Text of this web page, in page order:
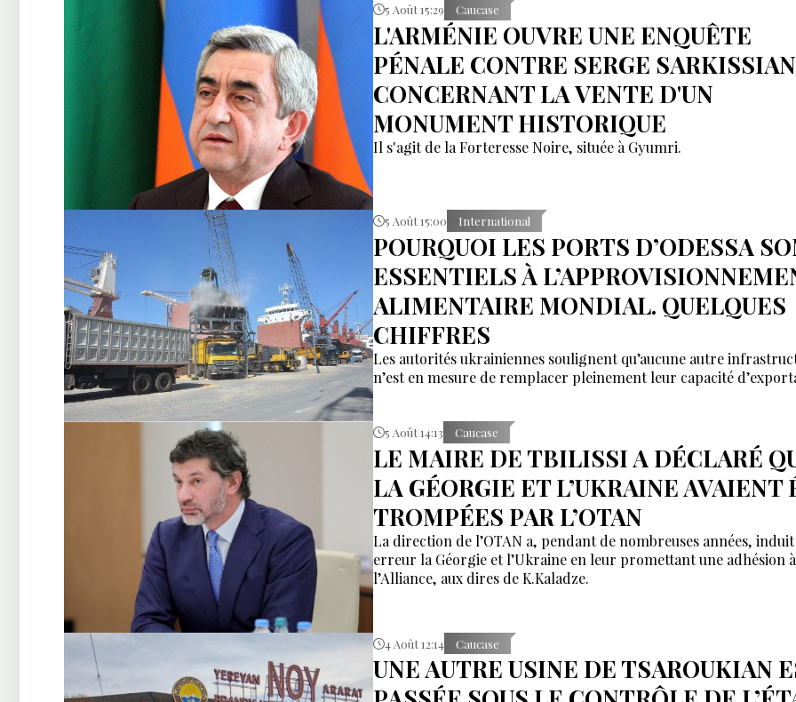
5 Août 15:29 Caucase
L'ARMÉNIE OUVRE UNE ENQUÊTE
PÉNALE CONTRE SERGE SARKISSIAN
CONCERNANT LA VENTE D'UN
MONUMENT HISTORIQUE
Il s'agit de la Forteresse Noire, située à Gyumri.
5 Août 15:00 International
POURQUOI LES PORTS D’ODESSA
ESSENTIELS À
ALIMENTAIRE MONDIAL. QUELQUES
CHIFFRES
Les autorités ukrainiennes soulignent qu’aucune autre
n’est en mesure de remplacer pleinement leur capacité
5 Août 14:13 Caucase
LE MAIRE DE TBILISSI A DÉCLARÉ
LA GÉORGIE ET L’UKRAINE AVAIENT
TROMPÉES PAR L’OTAN
La direction de l’OTAN a, pendant de nombreuses années,
erreur la Géorgie et l’Ukraine en leur promettant une adhésion à
l’Alliance, aux dires de K.Kaladze.
4 Août 12:14 Caucase
UNE AUTRE USINE DE TSAROUKIAN